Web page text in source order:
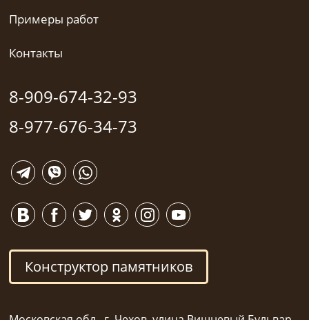
Примеры работ
Контакты
8-909-674-32-93
8-977-676-34-73
Конструктор памятников